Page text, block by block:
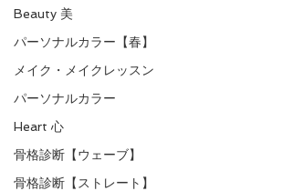
Beauty 美
パーソナルカラー【春】
メイク・メイクレッスン
パーソナルカラー
Heart 心
骨格診断【ウェーブ】
骨格診断【ストレート】